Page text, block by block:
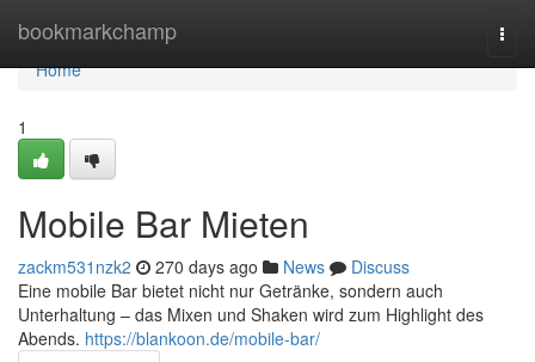
bookmarkchamp
Home
Home
1
Mobile Bar Mieten
zackm531nzk2 270 days ago News
Discuss
Eine mobile Bar bietet nicht nur Getränke, sondern auch
Unterhaltung – das Mixen und Shaken wird zum Highlight des
Abends. https://blankoon.de/mobile-bar/